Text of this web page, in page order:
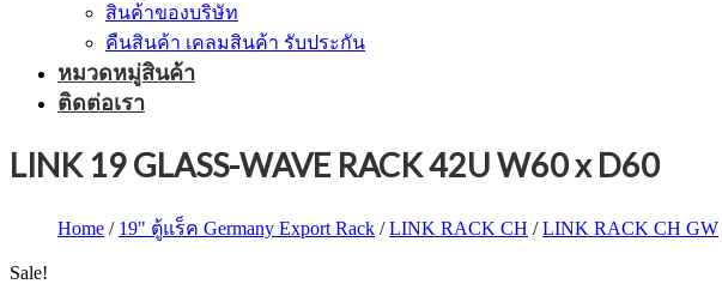
สินค้าของบริษัท
คืนสินค้า เคลมสินค้า รับประกัน
หมวดหมู่สินค้า
ติดต่อเรา
LINK 19 GLASS-WAVE RACK 42U W60 x D60
Home / 19" ตู้แร็ค Germany Export Rack /LINK RACK CH /LINK RACK CH GW
Sale!